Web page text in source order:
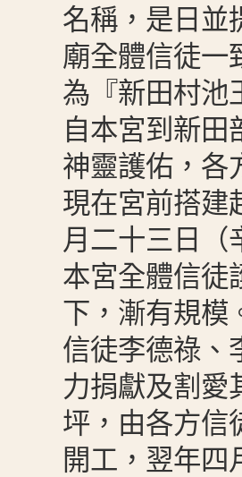
名稱，是日並
廟全體信徒一
為『新田村池
自本宮到新田
神靈護佑，各
現在宮前搭建
月二十三日（
本宮全體信徒
下，漸有規模
信徒李德祿、
力捐獻及割愛
坪，由各方信
開工，翌年四